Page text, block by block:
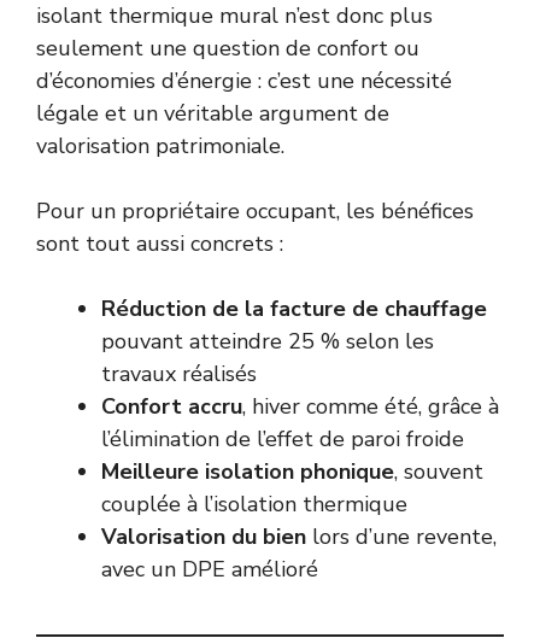
isolant thermique mural n’est donc plus
seulement une question de confort ou
d’économies d’énergie : c’est une nécessité
légale et un véritable argument de
valorisation patrimoniale.
Pour un propriétaire occupant, les bénéfices
sont tout aussi concrets :
Réduction de la facture de chauffage
pouvant atteindre 25 % selon les
travaux réalisés
Confort accru, hiver comme été, grâce à
l’élimination de l’effet de paroi froide
Meilleure isolation phonique, souvent
couplée à l’isolation thermique
Valorisation du bien lors d’une revente,
avec un DPE amélioré